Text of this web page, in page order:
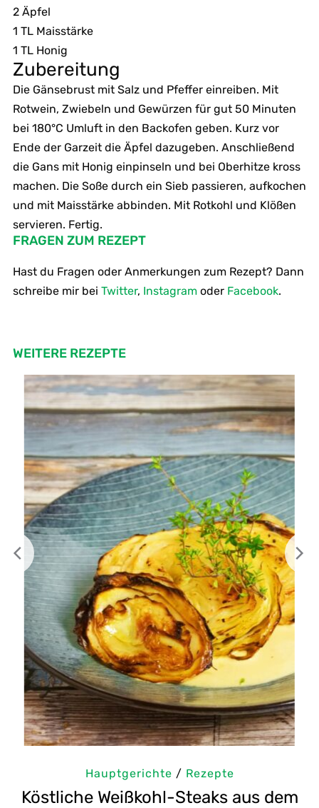
2 Äpfel
1 TL Maisstärke
1 TL Honig
Zubereitung
Die Gänsebrust mit Salz und Pfeffer einreiben. Mit
Rotwein, Zwiebeln und Gewürzen für gut 50 Minuten
bei 180°C Umluft in den Backofen geben. Kurz vor
Ende der Garzeit die Äpfel dazugeben. Anschließend
die Gans mit Honig einpinseln und bei Oberhitze kross
machen. Die Soße durch ein Sieb passieren, aufkochen
und mit Maisstärke abbinden. Mit Rotkohl und Klößen
servieren. Fertig.
FRAGEN ZUM REZEPT
Hast du Fragen oder Anmerkungen zum Rezept? Dann
schreibe mir bei Twitter, Instagramoder Facebook.
WEITERE REZEPTE
Hauptgerichte/Rezepte
Selbstgemachte Tahini: Sesampaste